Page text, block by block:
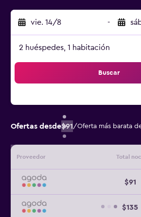
vie. 14/8 -
2 huéspedes, 1 habitación
Buscar
Ofertas desde$91/Oferta más barata
Proveedor Total
$91
$135